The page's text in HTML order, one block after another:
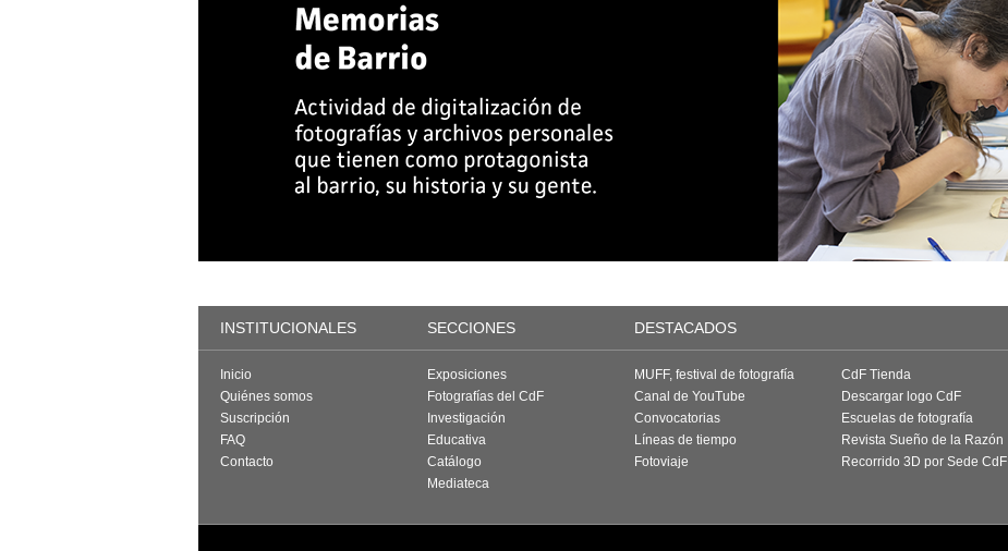
INSTITUCIONALES SECCIONES DESTACADOS
Inicio
Quiénes somos
Suscripción
FAQ
Contacto
Exposiciones
Fotografías del CdF
Investigación
Educativa
Catálogo
Mediateca
MUFF, festival de fotografía
Canal de YouTube
Convocatorias
Líneas de tiempo
Fotoviaje
CdF Tienda
Descargar logo CdF
Escuelas de fotografía
Revista Sueño de la Razón
Recorrido 3D por Sede CdF